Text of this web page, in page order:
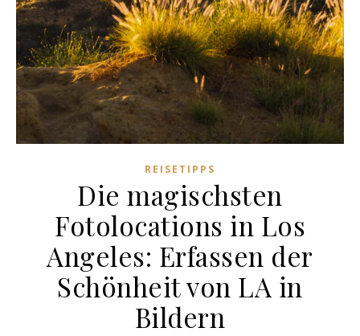
REISETIPPS
Die magischsten
Fotolocations in Los
Angeles: Erfassen der
Schönheit von LA in
Bildern